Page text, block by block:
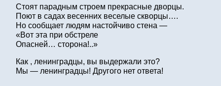
Стоят парадным строем прекрасные дворцы.
Поют в садах весенних веселые скворцы….
Но сообщает людям настойчиво стена —
«Вот эта при обстреле
Опасней… сторона!..»
Как , ленинградцы, вы выдержали это?
Мы — ленинградцы! Другого нет ответа!